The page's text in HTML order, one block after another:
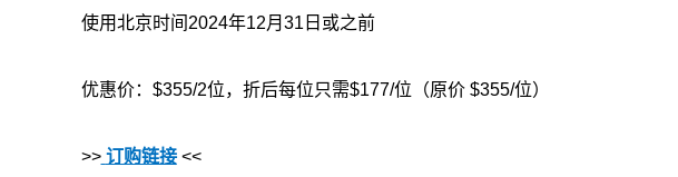
使用北京时间2024年12月31日或之前
优惠价：$355/2位，折后每位只需$177/位（原价 $355/位）
>> 订购链接<<